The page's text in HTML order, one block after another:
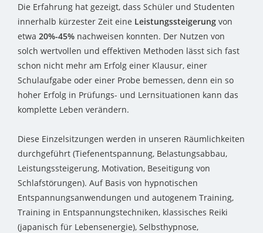
Die Erfahrung hat gezeigt, dass Schüler und Studenten
innerhalb kürzester Zeit eine Leistungssteigerung von
etwa 20%-45% nachweisen konnten. Der Nutzen von
solch wertvollen und effektiven Methoden lässt sich fast
schon nicht mehr am Erfolg einer Klausur, einer
Schulaufgabe oder einer Probe bemessen, denn ein so
hoher Erfolg in Prüfungs- und Lernsituationen kann das
komplette Leben verändern.
Diese Einzelsitzungen werden in unseren Räumlichkeiten
durchgeführt (Tiefenentspannung, Belastungsabbau,
Leistungssteigerung, Motivation, Beseitigung von
Schlafstörungen). Auf Basis von hypnotischen
Entspannungsanwendungen und autogenem Training,
Training in Entspannungstechniken, klassisches Reiki
(japanisch für Lebensenergie), Selbsthypnose,